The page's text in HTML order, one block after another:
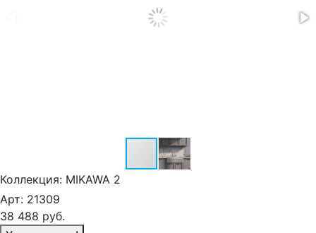
Коллекция: MIKAWA 2
Арт: 21309
38 488 руб.